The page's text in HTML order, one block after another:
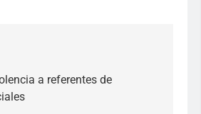
a referentes de